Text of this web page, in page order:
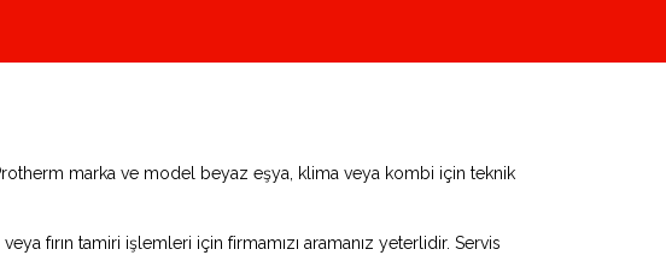
marka ve model beyaz eşya, klima veya kombi için teknik
fırın tamiri işlemleri için firmamızı aramanız yeterlidir. Servis